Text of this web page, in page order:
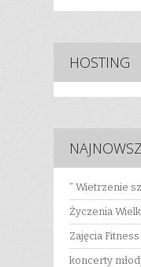
HOSTING
” Wietrzenie
Życzenia
Zajęcia
koncerty